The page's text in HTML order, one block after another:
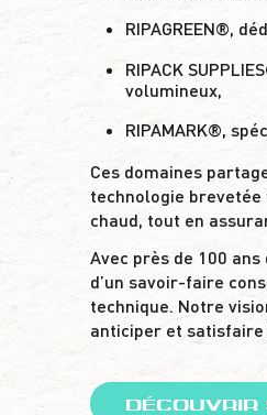
RIPAGREEN®,
RIPACK
volumineux,
RIPAMARK®,
Ces domaines
technologie
chaud, tout en
Avec près de 100
d’un savoir-faire
technique. Notre
anticiper et
DÉCOUVRIR